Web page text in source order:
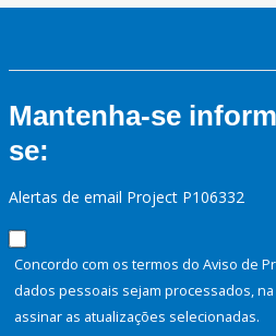
Mantenha-se
se:
Alertas de email Project P106332
Concordo com os termos do Aviso de
dados pessoais sejam processados,
assinar as atualizações selecionadas.